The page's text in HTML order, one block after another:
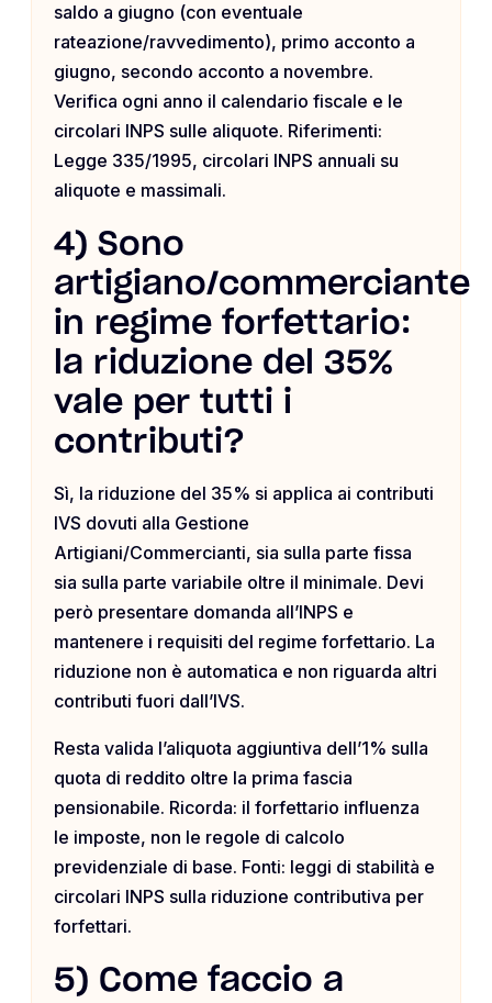
saldo a giugno (con eventuale
rateazione/ravvedimento), primo acconto a
giugno, secondo acconto a novembre.
Verifica ogni anno il calendario fiscale e le
circolari INPS sulle aliquote. Riferimenti:
Legge 335/1995, circolari INPS annuali su
aliquote e massimali.
4) Sono
artigiano/commerciante
in regime forfettario:
la riduzione del 35%
vale per tutti i
contributi?
Sì, la riduzione del 35% si applica ai contributi
IVS dovuti alla Gestione
Artigiani/Commercianti, sia sulla parte fissa
sia sulla parte variabile oltre il minimale. Devi
però presentare domanda all’INPS e
mantenere i requisiti del regime forfettario. La
riduzione non è automatica e non riguarda altri
contributi fuori dall’IVS.
Resta valida l’aliquota aggiuntiva dell’1% sulla
quota di reddito oltre la prima fascia
pensionabile. Ricorda: il forfettario influenza
le imposte, non le regole di calcolo
previdenziale di base. Fonti: leggi di stabilità e
circolari INPS sulla riduzione contributiva per
forfettari.
5) Come faccio a